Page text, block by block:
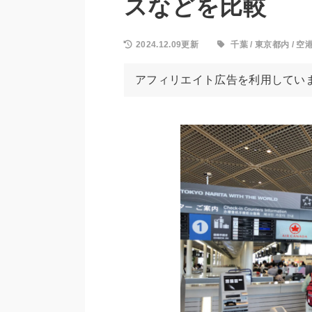
スなどを比較
2024.12.09更新 千葉 /東京都内 / 空
アフィリエイト広告を利用してい